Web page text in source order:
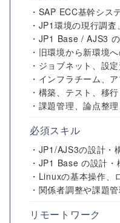
・SAP ECC基幹シス
・JP1環境の現行調
・JP1 Base / AJS3
・旧環境から新環境
・ジョブネット、設
・インフラチーム、
・構築、テスト、移
・課題管理、論点整
必須スキル
・JP1/AJS3の設計・
・JP1 Base の設計
・Linuxの基本操作、
・関係者調整や課題
リモートワーク